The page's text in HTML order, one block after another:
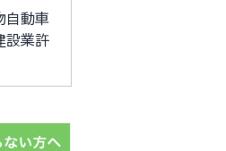
自動車
設業許